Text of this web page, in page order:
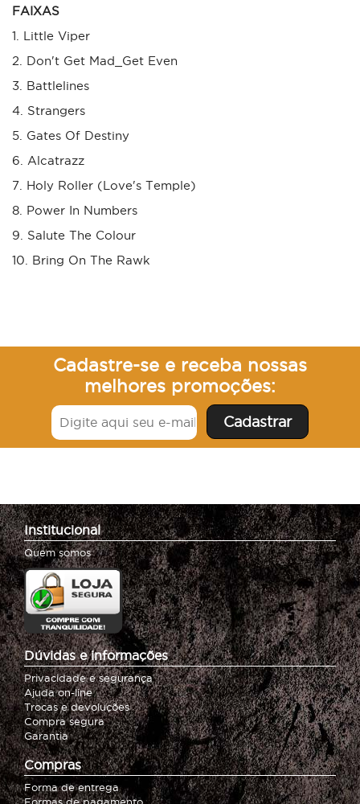
FAIXAS
1. Little Viper
2. Don't Get Mad_Get Even
3. Battlelines
4. Strangers
5. Gates Of Destiny
6. Alcatrazz
7. Holy Roller (Love's Temple)
8. Power In Numbers
9. Salute The Colour
10. Bring On The Rawk
Cadastre-se e receba nossas
melhores promoções:
Institucional
Quem somos
Dúvidas e informações
Privacidade e segurança
Ajuda on-line
Trocas e devoluções
Compra segura
Garantia
Compras
Forma de entrega